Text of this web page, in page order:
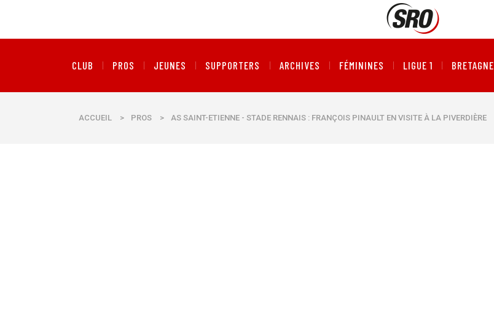
CLUB PROS JEUNES SUPPORTERS ARCHIVES FÉMININES LIGUE 1 BRETAGNE
ACCUEIL > PROS > AS SAINT-ETIENNE - STADE RENNAIS : FRANÇOIS PINAULT EN VISITE À LA PIVERDIÈRE